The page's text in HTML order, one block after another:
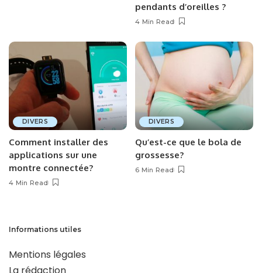
pendants d’oreilles ?
4 Min Read
DIVERS
Comment installer des
applications sur une
montre connectée?
4 Min Read
DIVERS
Qu’est-ce que le bola de
grossesse?
6 Min Read
Informations utiles
Mentions légales